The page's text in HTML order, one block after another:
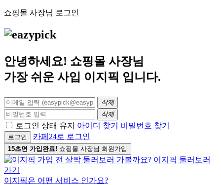
쇼핑몰 사장님 로그인
안녕하세요! 쇼핑몰 사장님
가장 쉬운 사입 이지픽 입니다.
삭제
삭제
로그인 상태 유지 아이디 찾기 비밀번호 찾기
로그인 카페24로 로그인
15초면 가입완료! 쇼핑몰 사장님 회원가입
이지픽은 어떤 서비스 인가요?